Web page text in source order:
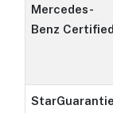
Mercedes-
Benz Certified
StarGuarantie